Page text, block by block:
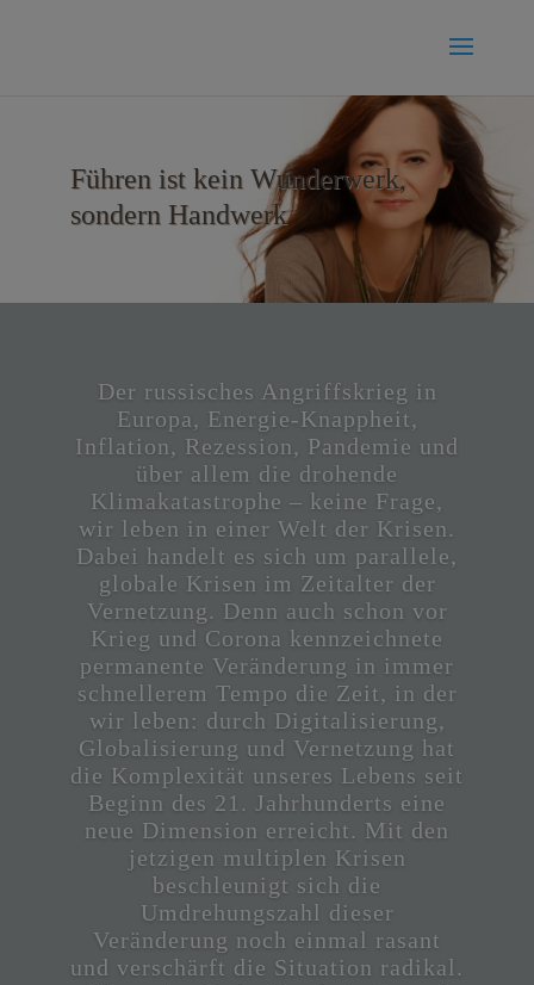
Führen ist kein Wunderwerk,
sondern Handwerk
Der russisches Angriffskrieg in
Europa, Energie-Knappheit,
Inflation, Rezession, Pandemie und
über allem die drohende
Klimakatastrophe – keine Frage,
wir leben in einer Welt der Krisen.
Dabei handelt es sich um parallele,
globale Krisen im Zeitalter der
Vernetzung. Denn auch schon vor
Krieg und Corona kennzeichnete
permanente Veränderung in immer
schnellerem Tempo die Zeit, in der
wir leben: durch Digitalisierung,
Globalisierung und Vernetzung hat
die Komplexität unseres Lebens seit
Beginn des 21. Jahrhunderts eine
neue Dimension erreicht. Mit den
jetzigen multiplen Krisen
beschleunigt sich die
Umdrehungszahl dieser
Veränderung noch einmal rasant
und verschärft die Situation radikal.